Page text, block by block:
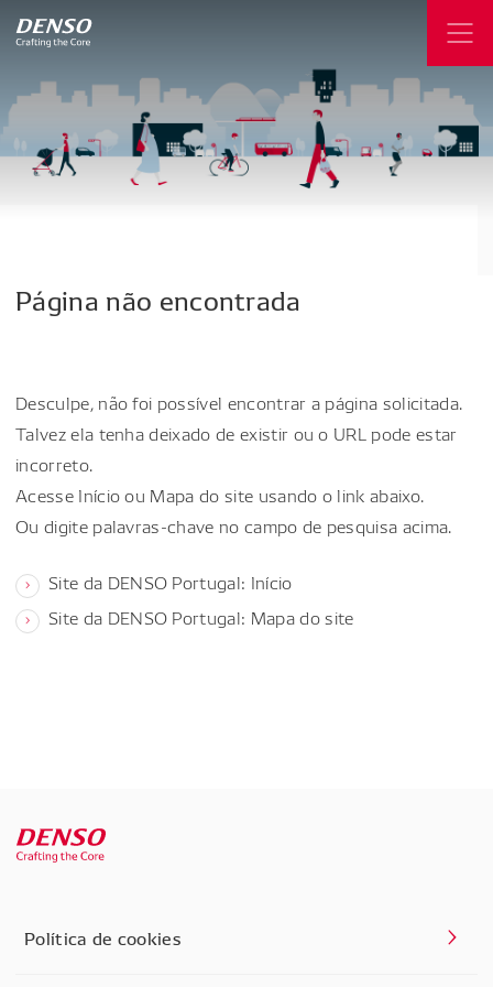
Página não encontrada
Desculpe, não foi possível encontrar a página solicitada.
Talvez ela tenha deixado de existir ou o URL pode estar
incorreto.
Acesse Início ou Mapa do site usando o link abaixo.
Ou digite palavras-chave no campo de pesquisa acima.
Site da DENSO Portugal: Início
Site da DENSO Portugal: Mapa do site
Política de cookies